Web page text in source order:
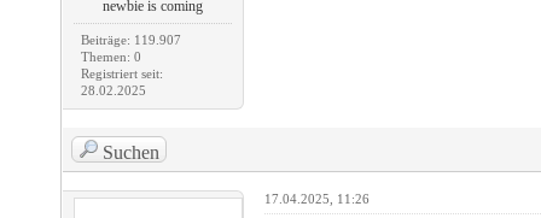
newbie is coming
Beiträge: 119.907
Themen: 0
Registriert seit:
28.02.2025
Suchen
17.04.2025, 11:26